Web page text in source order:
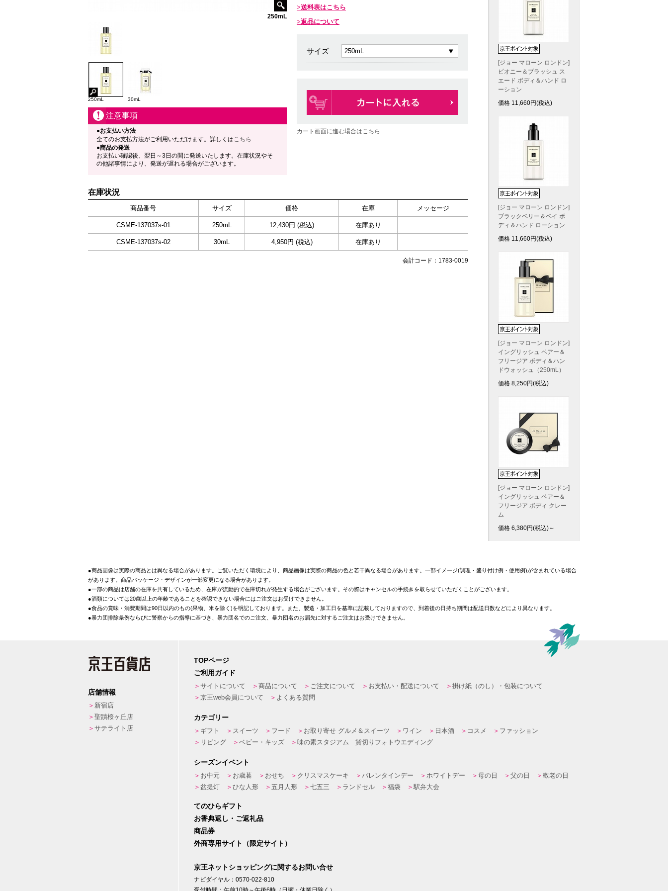
250mL
250mL 30mL
注意事項
●お支払い方法
全てのお支払方法がご利用いただけます。詳しくはこちら
●商品の発送
お支払い確認後、翌日～3日の間に発送いたします。在庫状況やそ
の他諸事情により、発送が遅れる場合がございます。
送料表はこちら
返品について
サイズ
カート画面に進む場合はこちら
在庫状況
商品番号 サイズ 価格 在庫 メッセージ
CSME-137037s-01 250mL 12,430円 (税込) 在庫あり
CSME-137037s-02 30mL 4,950円 (税込) 在庫あり
会計コード：1783-0019
[ジョー マローン ロンドン]
ピオニー＆ブラッシュ ス
エード ボディ＆ハンド ロ
ーション
価格 11,660円(税込)
[ジョー マローン ロンドン]
ブラックベリー＆ベイ ボ
ディ＆ハンド ローション
価格 11,660円(税込)
[ジョー マローン ロンドン]
イングリッシュ ペアー＆
フリージア ボディ＆ハン
ドウォッシュ（250mL）
価格 8,250円(税込)
[ジョー マローン ロンドン]
イングリッシュ ペアー＆
フリージア ボディ クレー
ム
価格 6,380円(税込)～
●商品画像は実際の商品とは異なる場合があります。ご覧いただく環境により、商品画像は実際の商品の色と若干異なる場合があります。一部イメージ(調理・盛り付け例・使用例)が含まれている場合
があります。商品パッケージ・デザインが一部変更になる場合があります。
●一部の商品は店舗の在庫を共有しているため、在庫が流動的で在庫切れが発生する場合がございます。その際はキャンセルの手続きを取らせていただくことがございます。
●酒類については20歳以上の年齢であることを確認できない場合にはご注文はお受けできません。
●食品の賞味・消費期間は90日以内のもの(果物、米を除く)を明記しております。また、製造・加工日を基準に記載しておりますので、到着後の日持ち期間は配送日数などにより異なります。
●暴力団排除条例ならびに警察からの指導に基づき、暴力団名でのご注文、暴力団名のお届先に対するご注文はお受けできません。
店舗情報
新宿店
聖蹟桜ヶ丘店
サテライト店
TOPページ
ご利用ガイド
サイトについて 商品について ご注文について お支払い・配送について
掛け紙（のし）・包装について
京王web会員について
よくある質問
カテゴリー
ギフト スイーツ フード お取り寄せ グルメ＆スイーツ ワイン 日本酒 コスメ
ファッション
リビング
ベビー・キッズ 味の素スタジアム 貸切りフォトウエディング
シーズンイベント
お中元 お歳暮 おせち クリスマスケーキ バレンタインデー ホワイトデー 母の日 父の日
敬老の日
盆提灯
ひな人形 五月人形 七五三 ランドセル 福袋 駅弁大会
てのひらギフト
お香典返し・ご返礼品
商品券
外商専用サイト（限定サイト）
京王ネットショッピングに関するお問い合せ
ナビダイヤル：0570-022-810